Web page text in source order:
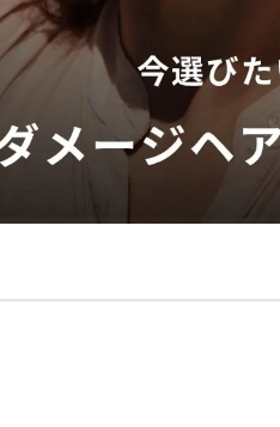
・2〜3問の簡単な問診にお答えく
サマーバー
通常価格
¥1,540